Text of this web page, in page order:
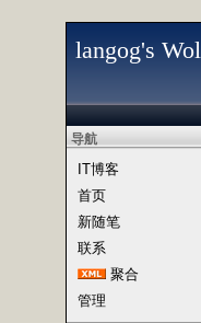
langog's
导航
IT博客
首页
新随笔
联系
聚合
管理